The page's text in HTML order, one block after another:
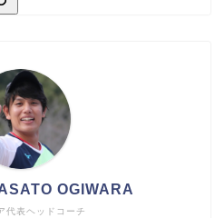
代表ヘッドコーチ
OGIWARA